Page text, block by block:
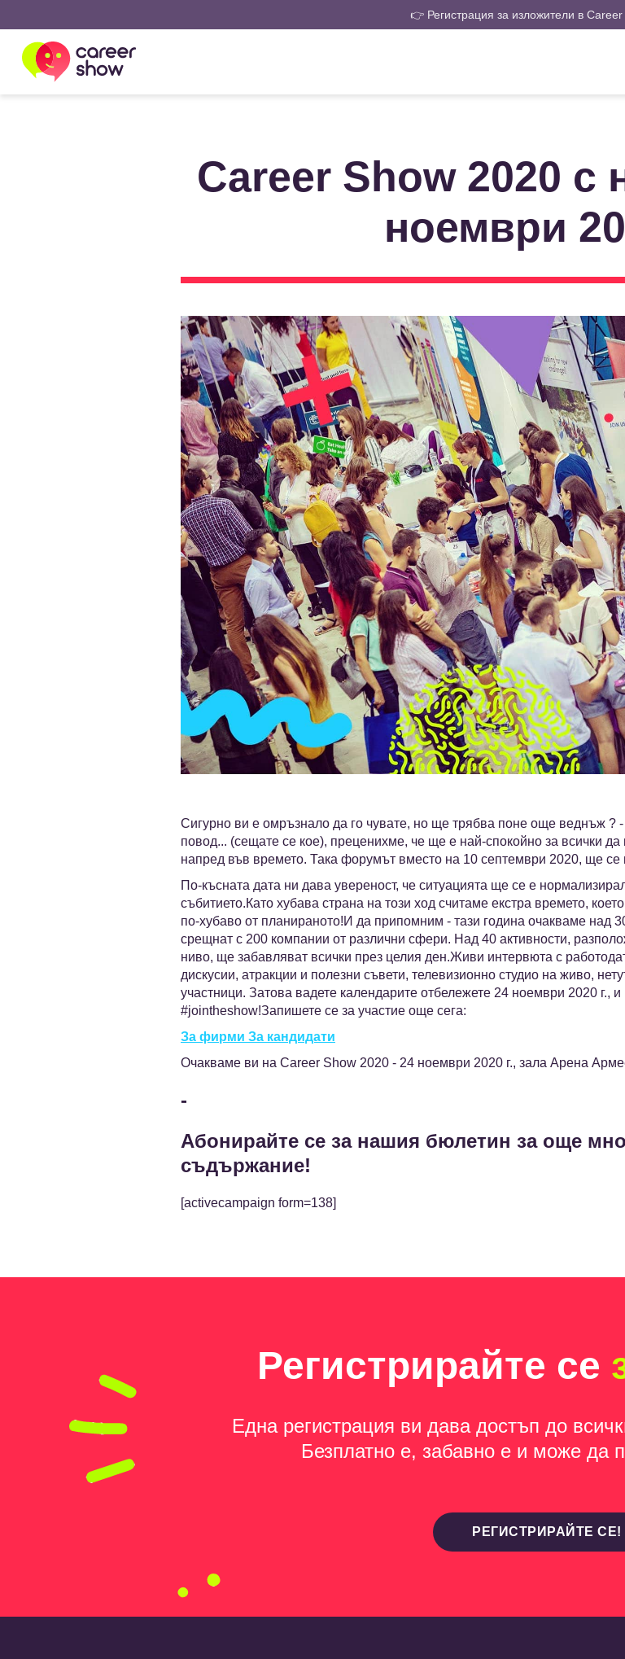
👉 Регистрация за изложители в
Career Show 2020 с
ноември
Сигурно ви е омръзнало да го чувате, но ще трябва поне още веднъж ?
повод... (сещате се кое), преценихме, че ще е най-спокойно за всички
напред във времето. Така форумът вместо на 10 септември 2020, ще се
По-късната дата ни дава увереност, че ситуацията ще се е
събитието.Като хубава страна на този ход считаме екстра времето,
по-хубаво от планираното!И да припомним - тази година очакваме над
срещнат с 200 компании от различни сфери. Над 40 активности,
ниво, ще забавляват всички през целия ден.Живи интервюта с
дискусии, атракции и полезни съвети, телевизионно студио на живо,
участници. Затова вадете календарите отбележете 24 ноември 2020
#jointheshow!Запишете се за участие още сега:
За фирми За кандидати
Очакваме ви на Career Show 2020 - 24 ноември 2020 г., зала Арена
-
Абонирайте се за нашия бюлетин за още
съдържание!
[activecampaign form=138]
Регистрирайте се
Една регистрация ви дава достъп до
Безплатно е, забавно е и може да
РЕГИСТРИРАЙТЕ СЕ!